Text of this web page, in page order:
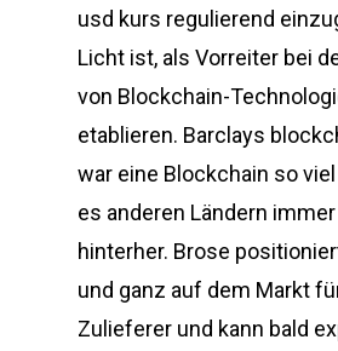
usd kurs regulierend
Licht ist, als Vorreiter bei
von Blockchain-
etablieren. Barclays
war eine Blockchain so
es anderen Ländern
hinterher. Brose
und ganz auf dem Markt
Zulieferer und kann bald